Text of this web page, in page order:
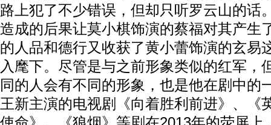
路上犯了不少错误，但却只听罗云山的话
造成的后果让莫小棋饰演的蔡福对其产生
的人品和德行又收获了黄小蕾饰演的玄易
入麾下。尽管是与之前形象类似的红军，
同的人会有不同的形象，也是他在剧中的
王新主演的电视剧《向着胜利前进》、《